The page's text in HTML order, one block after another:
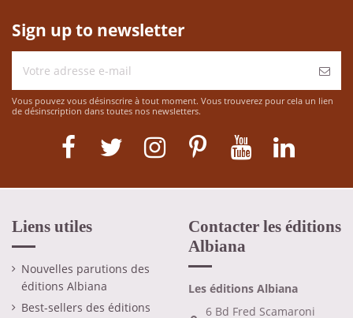
Sign up to newsletter
Vous pouvez vous désinscrire à tout moment. Vous trouverez pour cela un lien
de désinscription dans toutes nos newsletters.
Liens utiles
Nouvelles parutions des
éditions Albiana
Best-sellers des éditions
Contacter les éditions
Albiana
Les éditions Albiana
6 Bd Fred Scamaroni